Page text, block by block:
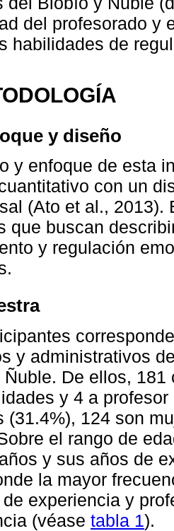
del profesorado y
habilidades de
y diseño
y enfoque de esta
con un
(Ato et al., 2013).
que buscan
y regulación
y administrativos
Ñuble. De ellos,
y 4 a
(31.4%), 124 son
el rango de
y sus años de
la mayor
experiencia y
(véase tabla 1).